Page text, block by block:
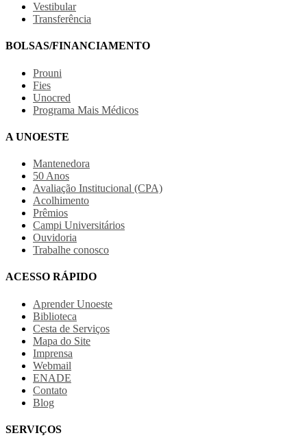
Vestibular
Transferência
BOLSAS/FINANCIAMENTO
Prouni
Fies
Unocred
Programa Mais Médicos
A UNOESTE
Mantenedora
50 Anos
Avaliação Institucional (CPA)
Acolhimento
Prêmios
Campi Universitários
Ouvidoria
Trabalhe conosco
ACESSO RÁPIDO
Aprender Unoeste
Biblioteca
Cesta de Serviços
Mapa do Site
Imprensa
Webmail
ENADE
Contato
Blog
SERVIÇOS